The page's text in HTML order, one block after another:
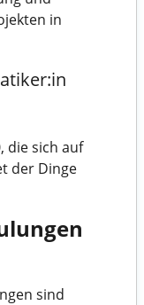
in
die sich auf
der Dinge
sind